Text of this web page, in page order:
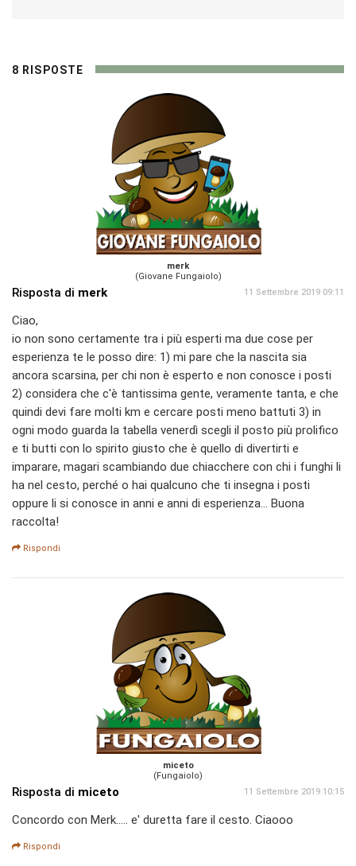
8 RISPOSTE
merk
(Giovane Fungaiolo)
Risposta di merk 11 Settembre 2019 09:11
Ciao,
io non sono certamente tra i più esperti ma due cose per
esperienza te le posso dire: 1) mi pare che la nascita sia
ancora scarsina, per chi non è esperto e non conosce i posti
2) considera che c'è tantissima gente, veramente tanta, e che
quindi devi fare molti km e cercare posti meno battuti 3) in
ogni modo guarda la tabella venerdì scegli il posto più prolifico
e ti butti con lo spirito giusto che è quello di divertirti e
imparare, magari scambiando due chiacchere con chi i funghi li
ha nel cesto, perché o hai qualcuno che ti insegna i posti
oppure li si conosce in anni e anni di esperienza... Buona
raccolta!
Rispondi
miceto
(Fungaiolo)
Risposta di miceto 11 Settembre 2019 10:15
Concordo con Merk..... e' duretta fare il cesto. Ciaooo
Rispondi